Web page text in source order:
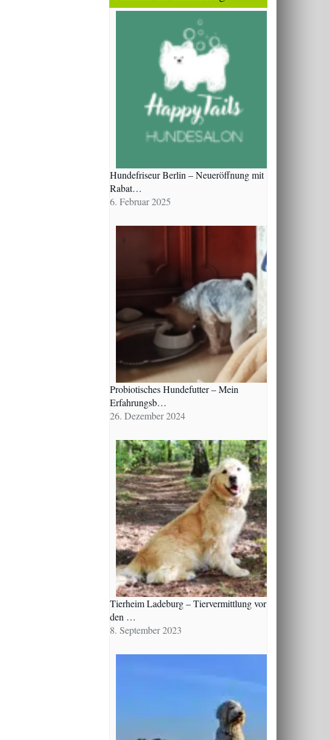
Hundefriseur Berlin – Neueröffnung mit
Rabat…
6. Februar 2025
Probiotisches Hundefutter – Mein
Erfahrungsb…
26. Dezember 2024
Tierheim Ladeburg – Tiervermittlung vor
den …
8. September 2023